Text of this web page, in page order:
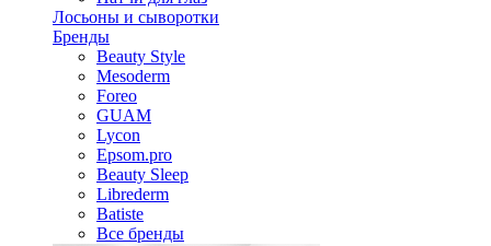
Лосьоны и сыворотки
Бренды
Beauty Style
Mesoderm
Foreo
GUAM
Lycon
Epsom.pro
Beauty Sleep
Librederm
Batiste
Все бренды